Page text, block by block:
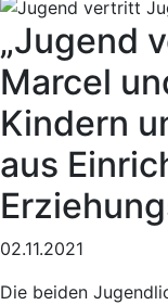
78.
Paderborner
Osterlauf“
„Jugend
Marcel
Kindern
aus
02.11.2021
Die beiden